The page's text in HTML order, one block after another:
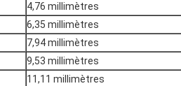
4,76 millimètres
6,35 millimètres
7,94 millimètres
9,53 millimètres
11,11 millimètres